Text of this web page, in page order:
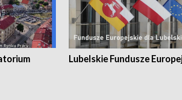
Lubelskie Fundusze